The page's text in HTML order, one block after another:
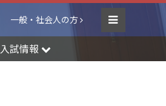
Menu
一般・社会人の方
入試情報